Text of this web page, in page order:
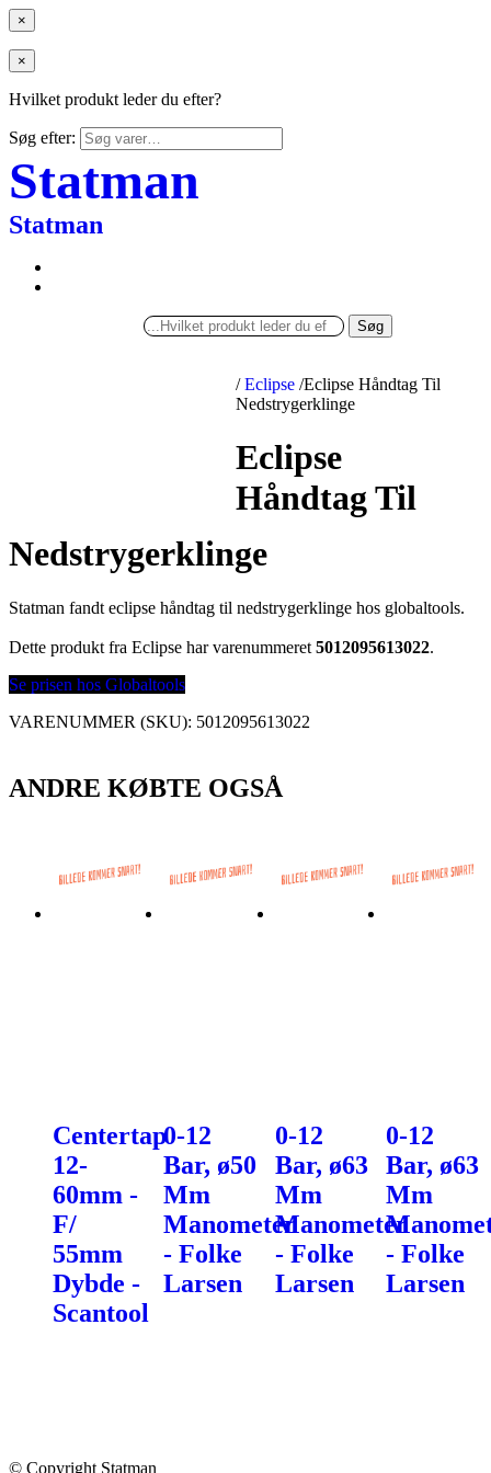
×
×
Hvilket produkt leder du efter?
Søg efter:
Statman
Statman
Søg
/ Eclipse /Eclipse Håndtag Til
Nedstrygerklinge
Eclipse
Håndtag Til
Nedstrygerklinge
Statman fandt eclipse håndtag til nedstrygerklinge hos globaltools.
Dette produkt fra Eclipse har varenummeret 5012095613022.
Se prisen hos Globaltools
VARENUMMER (SKU): 5012095613022
ANDRE KØBTE OGSÅ
Centertap
12-
60mm -
F/
55mm
Dybde -
Scantool
0-12
Bar, ø50
Mm
Manometer
- Folke
Larsen
0-12
Bar, ø63
Mm
Manometer
- Folke
Larsen
0-12
Bar, ø63
Mm
- Folke
Larsen
© Copyright Statman